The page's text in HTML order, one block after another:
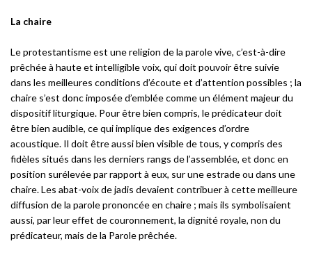
La chaire
Le protestantisme est une religion de la parole vive, c’est-à-dire
prêchée à haute et intelligible voix, qui doit pouvoir être suivie
dans les meilleures conditions d’écoute et d’attention possibles ; la
chaire s’est donc imposée d’emblée comme un élément majeur du
dispositif liturgique. Pour être bien compris, le prédicateur doit
être bien audible, ce qui implique des exigences d’ordre
acoustique. Il doit être aussi bien visible de tous, y compris des
fidèles situés dans les derniers rangs de l’assemblée, et donc en
position surélevée par rapport à eux, sur une estrade ou dans une
chaire. Les abat-voix de jadis devaient contribuer à cette meilleure
diffusion de la parole prononcée en chaire ; mais ils symbolisaient
aussi, par leur effet de couronnement, la dignité royale, non du
prédicateur, mais de la Parole prêchée.